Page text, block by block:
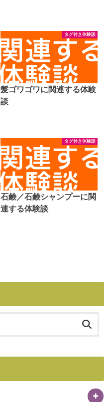
タグ付き体験談
髪ゴワゴワに関連する体験
談
タグ付き体験談
石鹸／石鹸シャンプーに関
連する体験談